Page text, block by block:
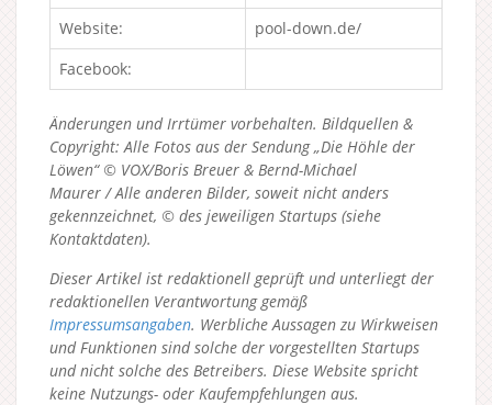
Website:
pool-down.de/
Facebook:
Änderungen und Irrtümer vorbehalten. Bildquellen &
Copyright: Alle Fotos aus der Sendung „Die Höhle der
Löwen“ © VOX/Boris Breuer & Bernd-Michael
Maurer / Alle anderen Bilder, soweit nicht anders
gekennzeichnet, © des jeweiligen Startups (siehe
Kontaktdaten).
Dieser Artikel ist redaktionell geprüft und unterliegt der
redaktionellen Verantwortung gemäß
Impressumsangaben. Werbliche Aussagen zu Wirkweisen
und Funktionen sind solche der vorgestellten Startups
und nicht solche des Betreibers. Diese Website spricht
keine Nutzungs- oder Kaufempfehlungen aus.